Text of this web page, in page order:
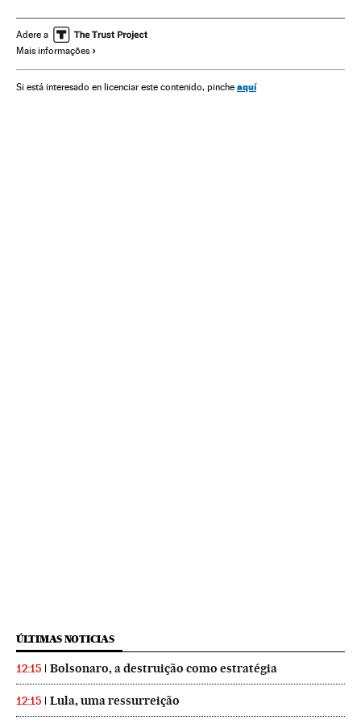
Peru Incas Mongólia
Destinos turísticos
Montanhas com mais de 8000 m de altitude África
Adere a
Mais informações
Si está interesado en licenciar este contenido, pinche aquí
ÚLTIMAS NOTICIAS
12:15 Bolsonaro, a destruição como estratégia
12:15 Lula, uma ressurreição